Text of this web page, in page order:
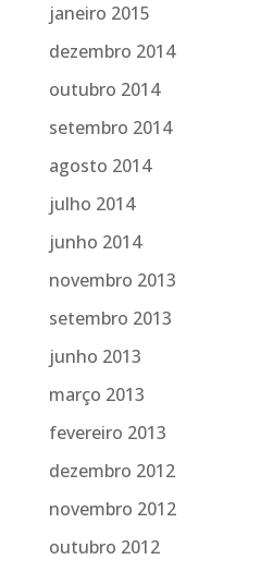
janeiro 2015
dezembro 2014
outubro 2014
setembro 2014
agosto 2014
julho 2014
junho 2014
novembro 2013
setembro 2013
junho 2013
março 2013
fevereiro 2013
dezembro 2012
novembro 2012
outubro 2012